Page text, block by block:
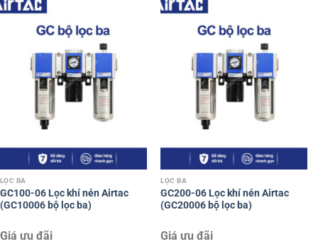
LỌC BA
GC100-06 Lọc khí nén Airtac
(GC10006 bộ lọc ba)
Giá ưu đãi
LỌC BA
GC200-06 Lọc khí nén Airtac
(GC20006 bộ lọc ba)
Giá ưu đãi